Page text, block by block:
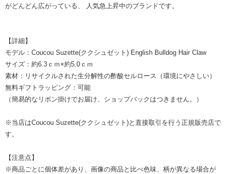
がどんどん広がっている、 人気急上昇中のブランドです。
【詳細】
モデル：Coucou Suzette(ククシュゼット) English Bulldog Hair Claw
サイズ：約6.3ｃｍ×約5.0ｃｍ
素材：リサイクルされた生分解性の酢酸セルロース（環境にやさしい）
無料ギフトラッピング：可能
（簡易的なリボン掛けでお届け、ショップバックはつきません。）
※当店はCoucou Suzette(ククシュゼット)と直接取引を行う正規販売店で
す。
【注意点】
※商品ごとに個体差があり、画像の商品と比べ色味、柄が異なる場合が